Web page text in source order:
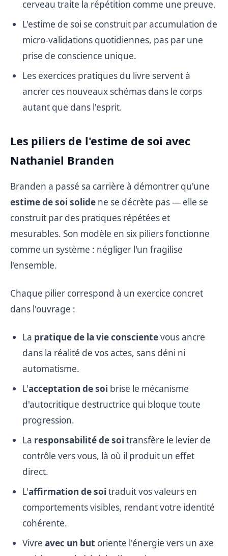
cerveau traite la répétition comme une preuve.
L'estime de soi se construit par accumulation de
micro-validations quotidiennes, pas par une
prise de conscience unique.
Les exercices pratiques du livre servent à
ancrer ces nouveaux schémas dans le corps
autant que dans l'esprit.
Les piliers de l'estime de soi avec
Nathaniel Branden
Branden a passé sa carrière à démontrer qu'une
estime de soi solide ne se décrète pas — elle se
construit par des pratiques répétées et
mesurables. Son modèle en six piliers fonctionne
comme un système : négliger l'un fragilise
l'ensemble.
Chaque pilier correspond à un exercice concret
dans l'ouvrage :
La pratique de la vie conscientevous ancre
dans la réalité de vos actes, sans déni ni
automatisme.
L'acceptation de soi brise le mécanisme
d'autocritique destructrice qui bloque toute
progression.
La responsabilité de soi transfère le levier de
contrôle vers vous, là où il produit un effet
direct.
L'affirmation de soi traduit vos valeurs en
comportements visibles, rendant votre identité
cohérente.
Vivre avec un but oriente l'énergie vers un axe